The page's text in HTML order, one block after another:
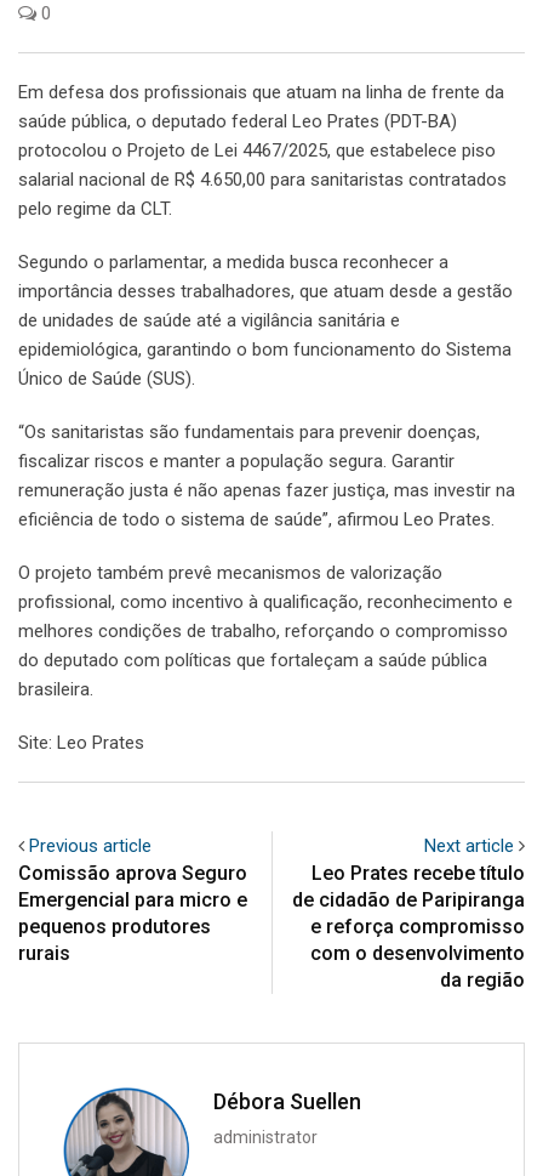
0
Em defesa dos profissionais que atuam na linha de frente da
saúde pública, o deputado federal Leo Prates (PDT-BA)
protocolou o Projeto de Lei 4467/2025, que estabelece piso
salarial nacional de R$ 4.650,00 para sanitaristas contratados
pelo regime da CLT.
Segundo o parlamentar, a medida busca reconhecer a
importância desses trabalhadores, que atuam desde a gestão
de unidades de saúde até a vigilância sanitária e
epidemiológica, garantindo o bom funcionamento do Sistema
Único de Saúde (SUS).
“Os sanitaristas são fundamentais para prevenir doenças,
fiscalizar riscos e manter a população segura. Garantir
remuneração justa é não apenas fazer justiça, mas investir na
eficiência de todo o sistema de saúde”, afirmou Leo Prates.
O projeto também prevê mecanismos de valorização
profissional, como incentivo à qualificação, reconhecimento e
melhores condições de trabalho, reforçando o compromisso
do deputado com políticas que fortaleçam a saúde pública
brasileira.
Site: Leo Prates
Previous article
Comissão aprova Seguro
Emergencial para micro e
pequenos produtores
rurais
Next article
Leo Prates recebe título
de cidadão de Paripiranga
e reforça compromisso
com o desenvolvimento
da região
Débora Suellen
administrator